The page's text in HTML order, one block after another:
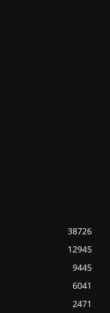
38726
12945
9445
6041
2471